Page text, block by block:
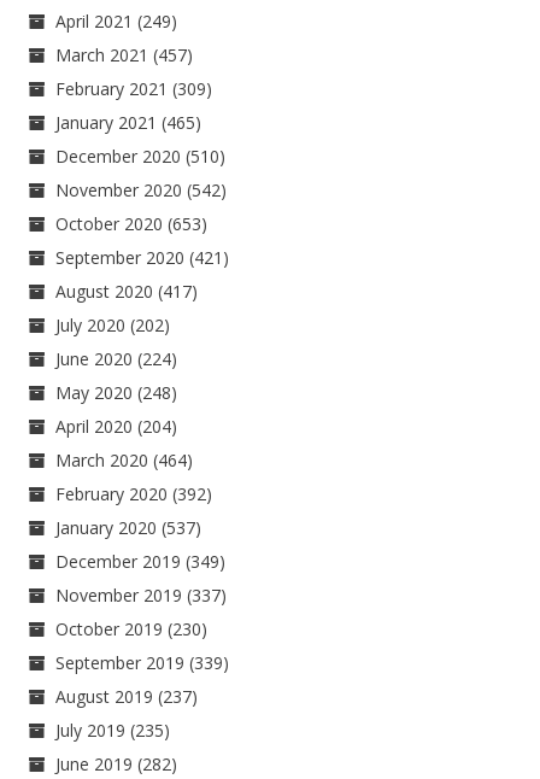
April 2021 (249)
March 2021 (457)
February 2021 (309)
January 2021 (465)
December 2020 (510)
November 2020 (542)
October 2020 (653)
September 2020 (421)
August 2020 (417)
July 2020 (202)
June 2020 (224)
May 2020 (248)
April 2020 (204)
March 2020 (464)
February 2020 (392)
January 2020 (537)
December 2019 (349)
November 2019 (337)
October 2019 (230)
September 2019 (339)
August 2019 (237)
July 2019 (235)
June 2019 (282)